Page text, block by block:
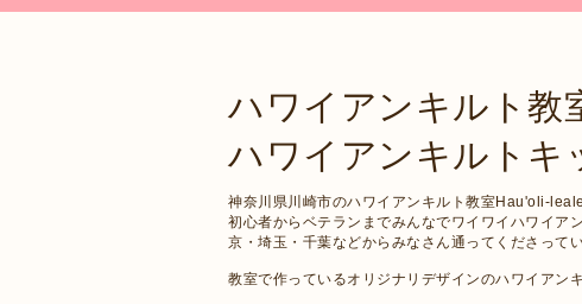
ハワイアンキルト教
ハワイアンキルトキ
神奈川県川崎市のハワイアンキルト教室Hau'oli-
初心者からベテランまでみんなでワイワイハワイア
京・埼玉・千葉などからみなさん通ってくださってい
教室で作っているオリジナリデザインのハワイアン